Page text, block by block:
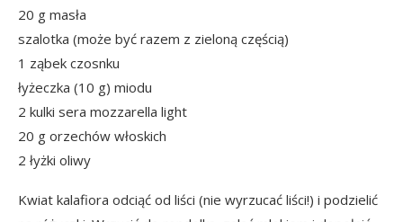
20 g masła
szalotka (może być razem z zieloną częścią)
1 ząbek czosnku
łyżeczka (10 g) miodu
2 kulki sera mozzarella light
20 g orzechów włoskich
2 łyżki oliwy
Kwiat kalafiora odciąć od liści (nie wyrzucać liści!) i podzielić